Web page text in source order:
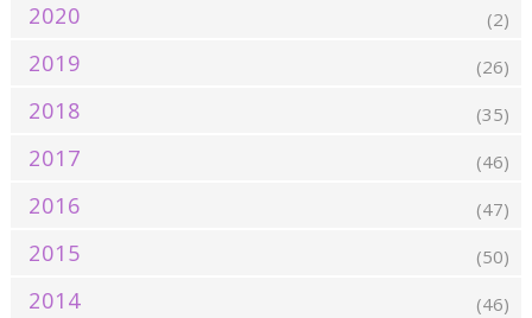
2020 (2)
2019 (26)
2018 (35)
2017 (46)
2016 (47)
2015 (50)
2014 (46)